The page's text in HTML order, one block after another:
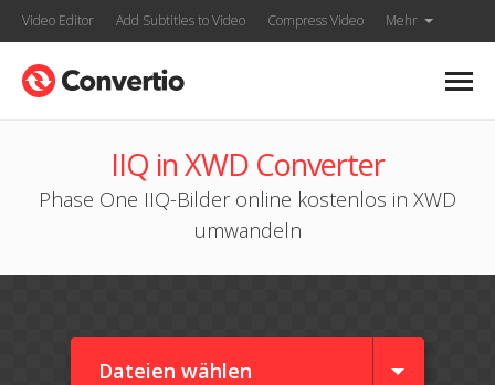
Video Editor Add Subtitles to Video Compress Video Mehr
IIQ in XWD Converter
Phase One IIQ-Bilder online kostenlos in XWD
umwandeln
Dateien wählen